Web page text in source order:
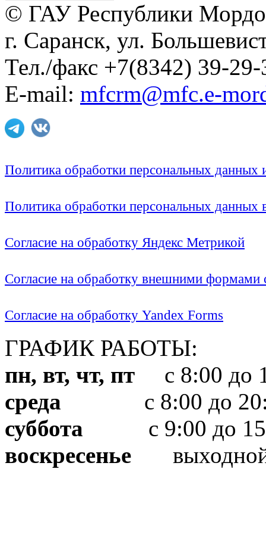
© ГАУ Республики
г. Саранск, ул.
Тел./факс +7(8342) 39-29-
E-mail: mfcrm@mfc.e-
Политика обработки персональных
Политика обработки персональных
Согласие на обработку Яндекс Метрикой
Согласие на обработку внешними формами
Согласие на обработку Yandex Forms
ГРАФИК РАБОТЫ:
пн, вт, чт, пт с 8:00 до
среда с 8:00 до
суббота с 9:00 до
воскресенье